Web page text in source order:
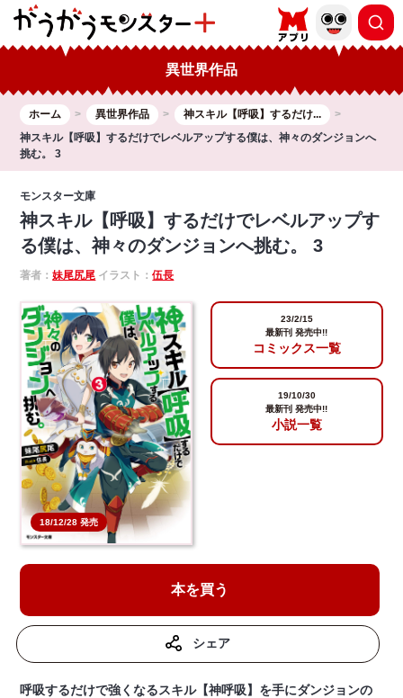
異世界作品
ホーム 異世界作品
神スキル【呼吸】するだけ...
神スキル【呼吸】するだけでレベルアップする僕は、神々のダンジョンへ
挑む。 3
モンスター文庫
神スキル【呼吸】するだけでレベルアップす
る僕は、神々のダンジョンへ挑む。 3
著者：妹尾尻尾 イラスト：伍長
18/12/28 発売
23/2/15
最新刊 発売中!!
コミックス一覧
19/10/30
最新刊 発売中!!
小説一覧
本を買う
シェア
呼吸するだけで強くなるスキル【神呼吸】を手にダンジョンの